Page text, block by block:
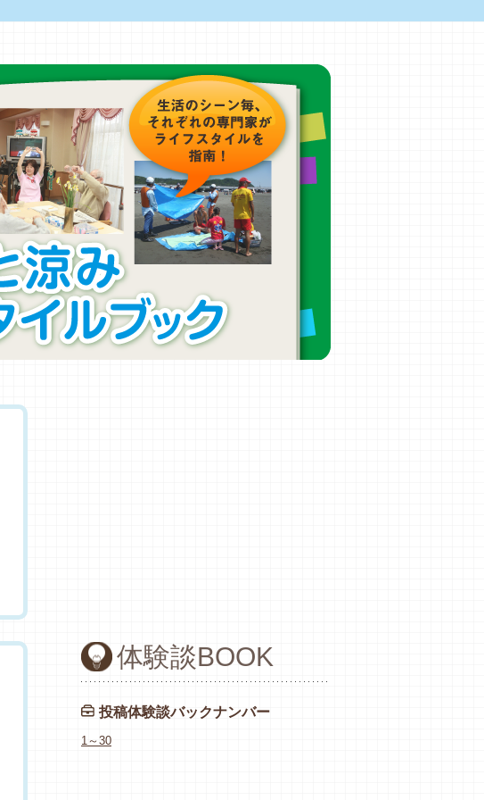
体験談BOOK
投稿体験談バックナンバー
1～30